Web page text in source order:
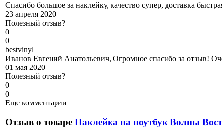
Спасибо большое за наклейку, качество супер, доставка
23 апреля 2020
Полезный отзыв?
0
0
bestvinyl
Иванов Евгений Анатольевич, Огромное спасибо за отзыв!
01 мая 2020
Полезный отзыв?
0
0
Еще комментарии
Отзыв о товаре Наклейка на ноутбук Волны